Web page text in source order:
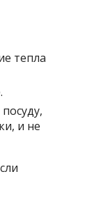
тепла
и не